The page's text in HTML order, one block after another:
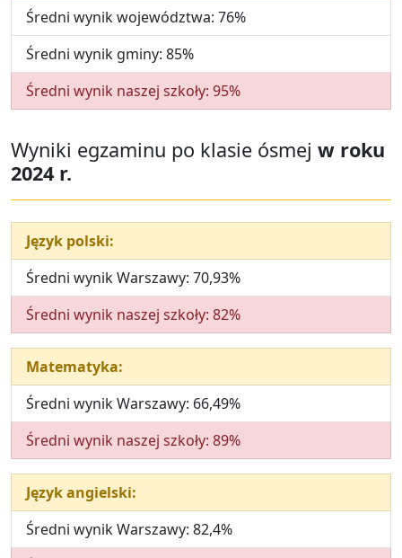
Średni wynik województwa: 76%
Średni wynik gminy: 85%
Średni wynik naszej szkoły: 95%
Wyniki egzaminu po klasie ósmej w roku
2024 r.
Język polski:
Średni wynik Warszawy: 70,93%
Średni wynik naszej szkoły: 82%
Matematyka:
Średni wynik Warszawy: 66,49%
Średni wynik naszej szkoły: 89%
Język angielski:
Średni wynik Warszawy: 82,4%